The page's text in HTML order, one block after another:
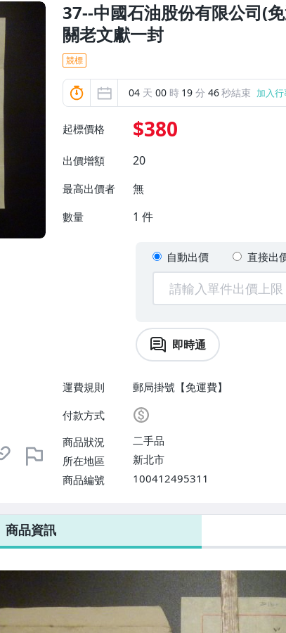
37--中國石油股份有限公司(
關老文獻一封
競標
04 天 00 時 19 分 43秒結束 加入
起標價格 $380
出價增額 20
最高出價者 無
數量 1 件
自動出價 直接出
即時通
運費規則
郵局掛號【免運費】
付款方式
商品狀況
二手品
所在地區
新北市
商品編號
100412495311
商品資訊